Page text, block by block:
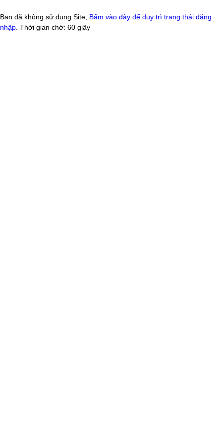
Bạn đã không sử dụng Site, Bấm vào đây để duy trì trạng thái đăng
nhập . Thời gian chờ: 60 giây